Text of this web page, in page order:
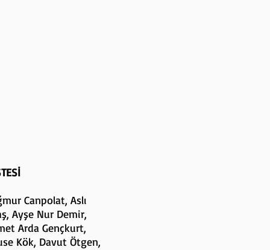
Canpolat, Aslı
Ayşe Nur Demir,
Arda Gençkurt,
Kök, Davut Ötgen,